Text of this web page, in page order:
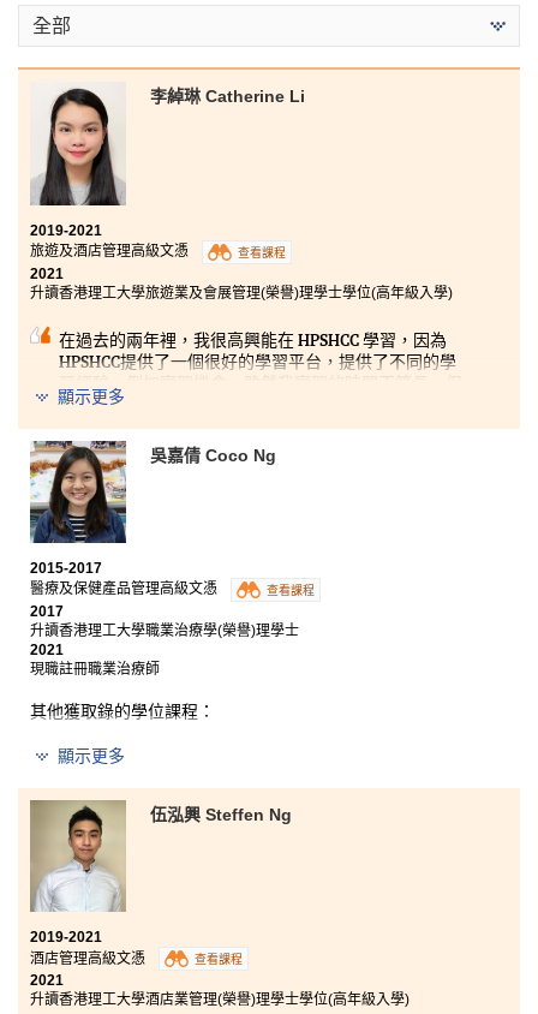
燈
全部
李綽琳 Catherine Li
2019-2021
旅遊及酒店管理高級文憑
查看課程
2021
升讀香港理工大學旅遊業及會展管理(榮譽)理學士學位(高年級入學)
在過去的兩年裡，我很高興能在 HPSHCC 學習，因為
HPSHCC提供了一個很好的學習平台，提供了不同的學
這對我來說是一次寶貴的經驗。此外，所有講師都十分
樂於助人和有耐性。他們不僅解答了我的疑問，還在課
堂中提供很多的例子和資料，讓我更深入地理解相關的
課題。再者，學生發展資源中心的職員也對我的升學路
向提供了很多建議。感謝您們支持和鼓勵我去追求夢
想。
顯示更多
吳嘉倩 Coco Ng
2015-2017
醫療及保健產品管理高級文憑
查看課程
2017
升讀香港理工大學職業治療學(榮譽)理學士
2021
現職註冊職業治療師
其他獲取錄的學位課程：
香港中文大學自然科學理學士(兩年制課程)
香港中文大學社區健康理學士(兩年制課程)
香港中文大學公共衞生理學士
香港科技大學理學士(生物科技) (高年級入學)
香港科技大學化學工程及生物分子工程學學士(高年級入
學)
香港城市大學理學士(生物醫學) (高年級入學)
香港大學護理學學士
顯示更多
伍泓興 Steffen Ng
2019-2021
酒店管理高級文憑
查看課程
2021
升讀香港理工大學酒店業管理(榮譽)理學士學位(高年級入學)